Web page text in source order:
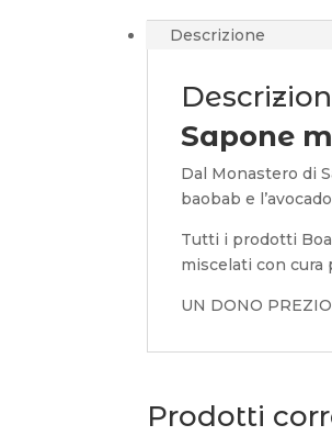
Descrizione
Sapone
Dal Monastero di
baobab e
Tutti i prodotti
miscelati con cura
UN DONO
Prodotti